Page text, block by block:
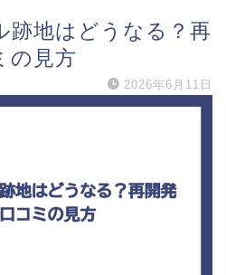
跡地はどうなる？再
の見方
2026年6月11日